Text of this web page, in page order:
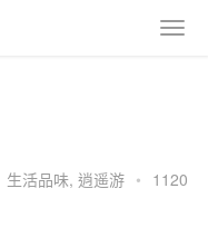
生活品味, 逍遥游 • 1120